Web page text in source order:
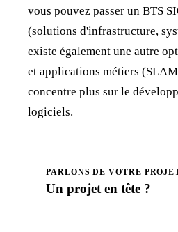
vous pouvez passer un BTS
(solutions d'infrastructure,
existe également une autre
et applications métiers
concentre plus sur le
logiciels.
PARLONS DE VOTRE
Un projet en tête ?